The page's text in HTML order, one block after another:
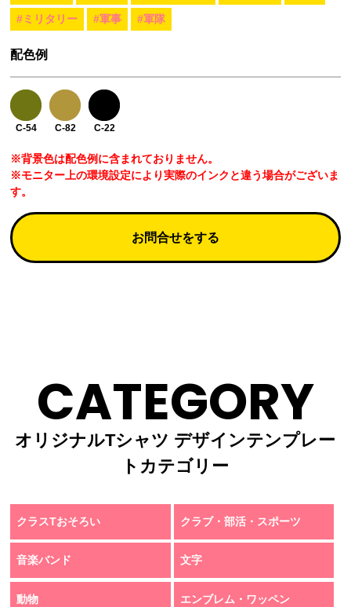
#ミリタリー #軍事 #軍隊
配色例
C-54 C-82 C-22
※背景色は配色例に含まれておりません。
※モニター上の環境設定により実際のインクと違う場合がございま
す。
お問合せをする
CATEGORY
オリジナルTシャツ デザインテンプレー
トカテゴリー
クラスTおそろい クラブ・部活・スポーツ
音楽バンド 文字
動物 エンブレム・ワッペン